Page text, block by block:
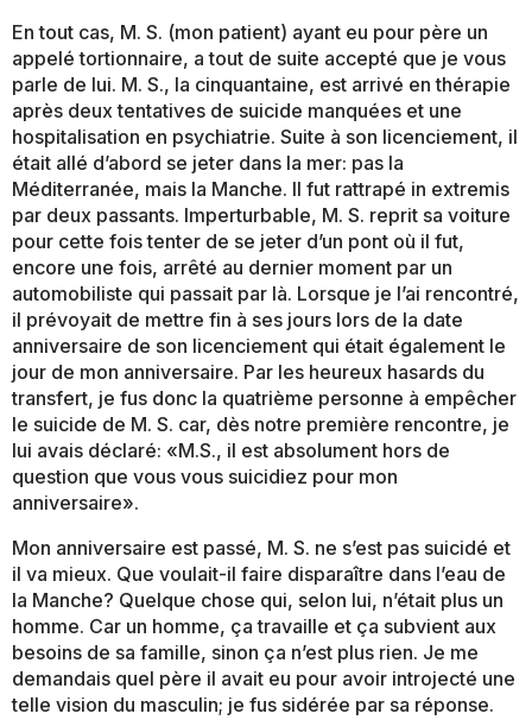
En tout cas, M. S. (mon patient) ayant eu pour père un
appelé tortionnaire, a tout de suite accepté que je vous
parle de lui. M. S., la cinquantaine, est arrivé en thérapie
après deux tentatives de suicide manquées et une
hospitalisation en psychiatrie. Suite à son licenciement, il
était allé d’abord se jeter dans la mer: pas la
Méditerranée, mais la Manche. Il fut rattrapé in extremis
par deux passants. Imperturbable, M. S. reprit sa voiture
pour cette fois tenter de se jeter d’un pont où il fut,
encore une fois, arrêté au dernier moment par un
automobiliste qui passait par là. Lorsque je l’ai rencontré,
il prévoyait de mettre fin à ses jours lors de la date
anniversaire de son licenciement qui était également le
jour de mon anniversaire. Par les heureux hasards du
transfert, je fus donc la quatrième personne à empêcher
le suicide de M. S. car, dès notre première rencontre, je
lui avais déclaré: «M.S., il est absolument hors de
question que vous vous suicidiez pour mon
anniversaire».
Mon anniversaire est passé, M. S. ne s’est pas suicidé et
il va mieux. Que voulait-il faire disparaître dans l’eau de
la Manche? Quelque chose qui, selon lui, n’était plus un
homme. Car un homme, ça travaille et ça subvient aux
besoins de sa famille, sinon ça n’est plus rien. Je me
demandais quel père il avait eu pour avoir introjecté une
telle vision du masculin; je fus sidérée par sa réponse.